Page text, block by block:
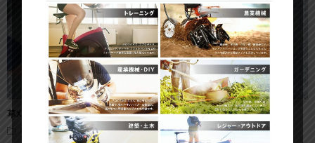
草刈機(25:1用)に50:1混合油を使用するとどうなる?
草刈り機